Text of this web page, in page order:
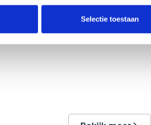
Selectie toestaan